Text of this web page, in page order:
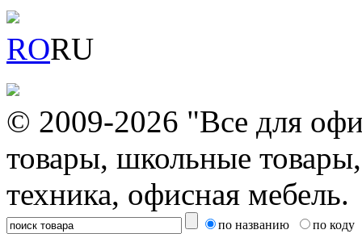
RORU
© 2009-2026 "Все для
товары, школьные
техника, офисная мебель.
по названию по коду